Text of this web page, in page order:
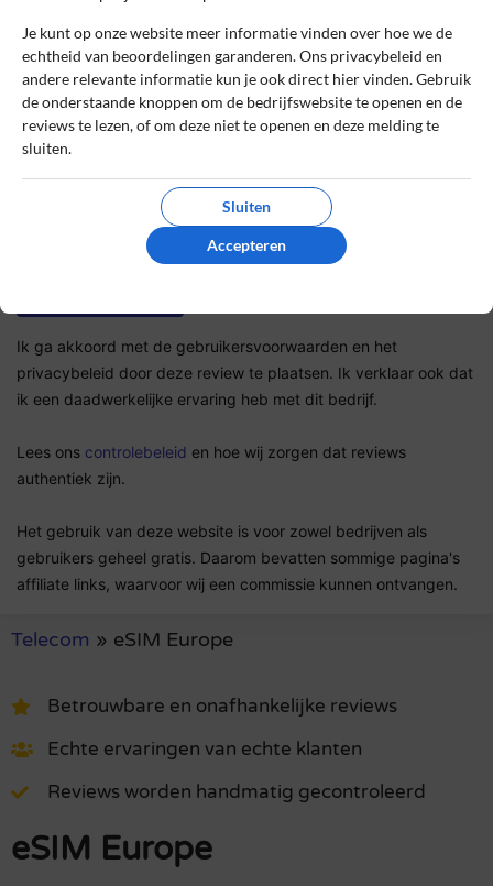
De review *
Ik ga akkoord met de gebruikersvoorwaarden en het
privacybeleid door deze review te plaatsen. Ik verklaar ook dat
ik een daadwerkelijke ervaring heb met dit bedrijf.
Lees ons controlebeleid en hoe wij zorgen dat reviews
authentiek zijn.
Het gebruik van deze website is voor zowel bedrijven als
gebruikers geheel gratis. Daarom bevatten sommige pagina's
affiliate links, waarvoor wij een commissie kunnen ontvangen.
Telecom » eSIM Europe
Betrouwbare en onafhankelijke reviews
Echte ervaringen van echte klanten
Reviews worden handmatig gecontroleerd
eSIM Europe
Je kunt op onze website meer informatie vinden over hoe we de
echtheid van beoordelingen garanderen. Ons privacybeleid en
andere relevante informatie kun je ook direct hier vinden. Gebruik
de onderstaande knoppen om de bedrijfswebsite te openen en de
reviews te lezen, of om deze niet te openen en deze melding te
sluiten.
Sluiten
Accepteren